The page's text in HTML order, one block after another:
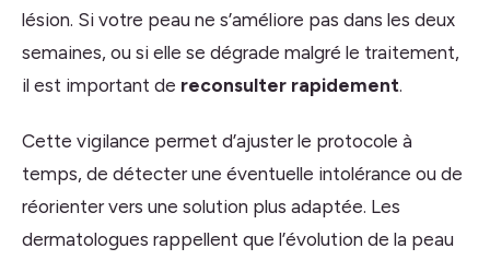
lésion. Si votre peau ne s’améliore pas dans les deux
semaines, ou si elle se dégrade malgré le traitement,
il est important de reconsulter rapidement.
Cette vigilance permet d’ajuster le protocole à
temps, de détecter une éventuelle intolérance ou de
réorienter vers une solution plus adaptée. Les
dermatologues rappellent que l’évolution de la peau